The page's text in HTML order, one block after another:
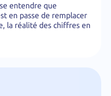
entendre que
en passe de remplacer
la réalité des chiffres en